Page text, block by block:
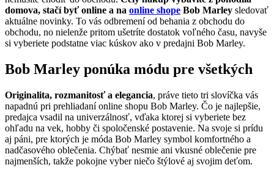
domova, stačí byť online a na online shope Bob Marley sledovať
aktuálne novinky. To vás odbremení od behania z obchodu do
obchodu, no nielenže pritom ušetríte dostatok voľného času, navyše
si vyberiete podstatne viac kúskov ako v predajni Bob Marley.
Bob Marley ponúka módu pre všetkých
Originalita, rozmanitosť a elegancia, práve tieto tri slovíčka vás
napadnú pri prehliadaní online shopu Bob Marley. Čo je najlepšie,
predajca vsadil na univerzálnosť, vďaka ktorej si vyberiete bez
ohľadu na vek, hobby či spoločenské postavenie. Na svoje si prídu
aj páni, pre ktorých je móda Bob Marley symbol komfortného a
nadčasového oblečenia. Chýbať nesmie ani vkusné oblečenie pre
najmenších, takže pokojne vyber niečo štýlové aj svojim deťom.